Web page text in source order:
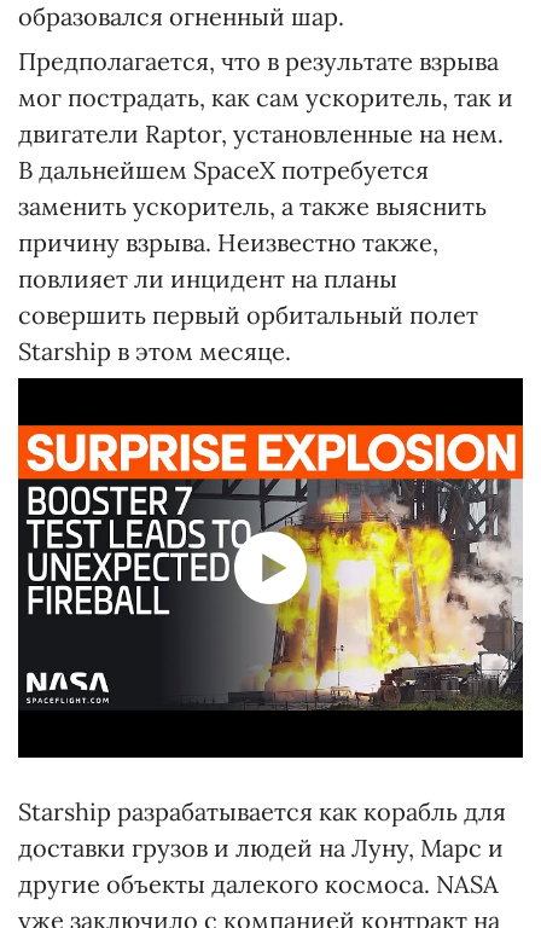
образовался огненный шар.
Предполагается, что в результате взрыва
мог пострадать, как сам ускоритель, так и
двигатели Raptor, установленные на нем.
В дальнейшем SpaceX потребуется
заменить ускоритель, а также выяснить
причину взрыва. Неизвестно также,
повлияет ли инцидент на планы
совершить первый орбитальный полет
Starship в этом месяце.
Starship разрабатывается как корабль для
доставки грузов и людей на Луну, Марс и
другие объекты далекого космоса. NASA
уже заключило с компанией контракт на